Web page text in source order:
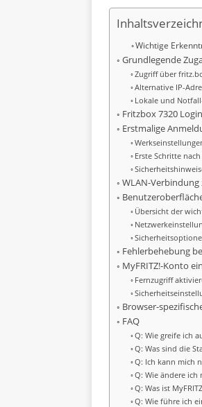
Wichtige
Grundlegende
Zugriff über
Alternative IP-
Lokale und
Fritzbox 7320
Erstmalige
Erste Schritte
WLAN-Verbindung
Übersicht der
Fehlerbehebung
MyFRITZ!-Konto
Fernzugriff
Browser-
FAQ
Q: Wie greife ich
Q: Was sind die
Q: Ich kann mich
Q: Wie ändere ich
Q: Was ist
Q: Wie führe ich